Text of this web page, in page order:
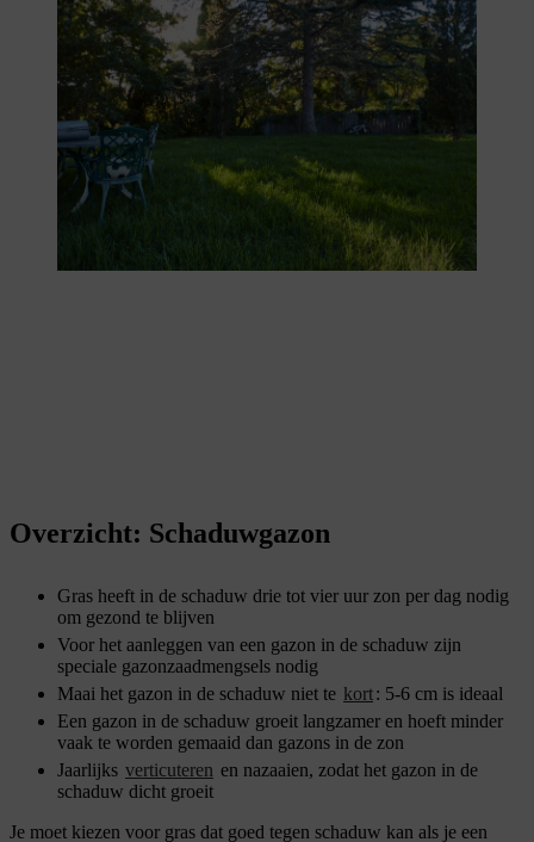
Een gazon in de schaduw groeit zelfs als de lichtomstandigheden
niet optimaal zijn
Overzicht: Schaduwgazon
Gras heeft in de schaduw drie tot vier uur zon per dag nodig
om gezond te blijven
Voor het aanleggen van een gazon in de schaduw zijn
speciale gazonzaadmengsels nodig
Maai het gazon in de schaduw niet te kort: 5-6 cm is ideaal
Een gazon in de schaduw groeit langzamer en hoeft minder
vaak te worden gemaaid dan gazons in de zon
Jaarlijks verticuteren en nazaaien, zodat het gazon in de
schaduw dicht groeit
Je moet kiezen voor gras dat goed tegen schaduw kan als je een